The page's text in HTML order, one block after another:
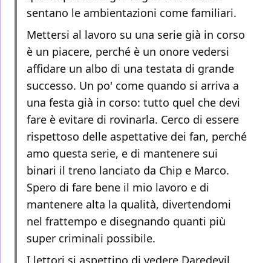
sentano le ambientazioni come familiari.
Mettersi al lavoro su una serie già in corso
è un piacere, perché è un onore vedersi
affidare un albo di una testata di grande
successo. Un po' come quando si arriva a
una festa già in corso: tutto quel che devi
fare è evitare di rovinarla. Cerco di essere
rispettoso delle aspettative dei fan, perché
amo questa serie, e di mantenere sui
binari il treno lanciato da Chip e Marco.
Spero di fare bene il mio lavoro e di
mantenere alta la qualità, divertendomi
nel frattempo e disegnando quanti più
super criminali possibile.
I lettori si aspettino di vedere Daredevil